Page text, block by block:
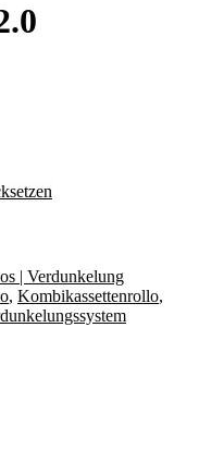
| Verdunkelung
, Kombikassettenrollo,